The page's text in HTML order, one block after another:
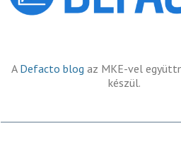
A Defacto blog az MKE-vel
készül.